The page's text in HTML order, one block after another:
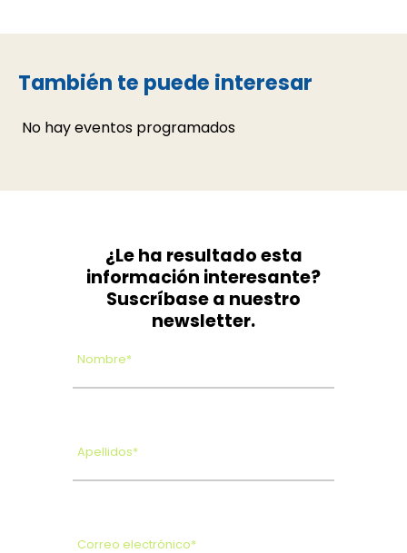
También te puede interesar
No hay eventos programados
¿Le ha resultado esta
información interesante?
Suscríbase a nuestro
newsletter.
Nombre*
Apellidos*
Correo electrónico*